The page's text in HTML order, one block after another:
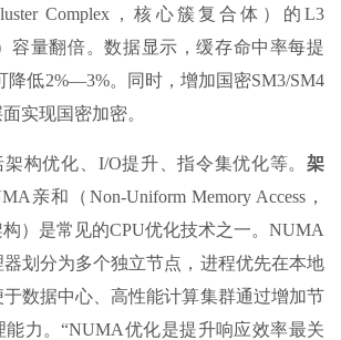
Complex，核心簇复合体）的L3
容量翻倍。数据显示，缓存命中率每提
降低2%—3%。同时，增加国密SM3/SM4
实现国密加密。
构优化、I/O提升、指令集优化等。 架
亲和（Non-Uniform Memory Access，
）是常见的CPU优化技术之一。NUMA
划分为多个独立节点，进程优先在本地
数据中心、高性能计算集群通过增加节
能力。“NUMA优化是提升响应效率最关